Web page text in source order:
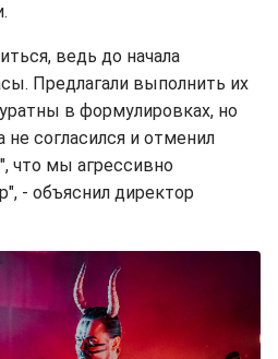
ведь до начала
Предлагали выполнить их
в формулировках, но
не согласился и отменил
что мы агрессивно
- объяснил директор